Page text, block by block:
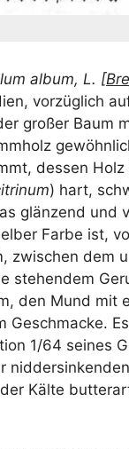
album, L. [Bre
vor­züg­lich
gro­ßer Baum
des­sen
) hart,
glän­zend und
Far­be ist,
zwi­schen dem
ste­hen­dem
den Mund mit
Geschma­cke.
1/​64 sei­nes
Käl­te